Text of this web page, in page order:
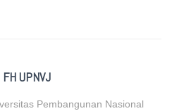
UPNVJ
Pembangunan Nasional